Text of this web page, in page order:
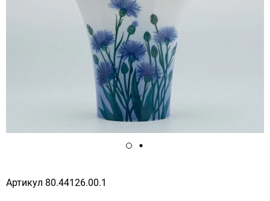
Артикул 80.44126.00.1